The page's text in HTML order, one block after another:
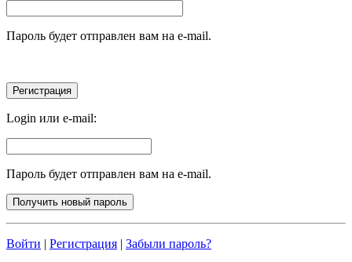
Пароль будет отправлен вам на e-mail.
Login или e-mail:
Пароль будет отправлен вам на e-mail.
Войти | Регистрация | Забыли пароль?